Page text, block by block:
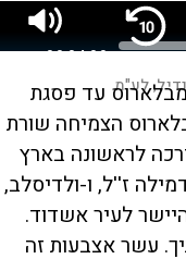
u
r
a
t
i
o
00:04:00
S
p
v
d
e
b
a
k
u
לע"מ
מבלארוס עד פסגת
הצמיחה שורת
לראשונה בארץ
- לודמילה ז''ל, ו-ולדיסלב,
לעיר אשדוד.
עשר אצבעות זה